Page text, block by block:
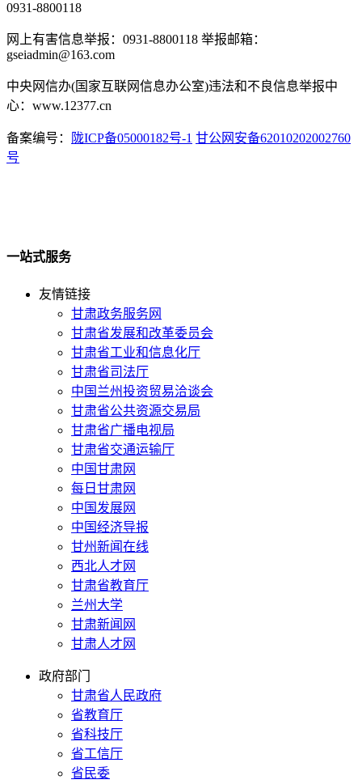
0931-8800118
网上有害信息举报：0931-8800118 举报邮箱：
gseiadmin@163.com
中央网信办(国家互联网信息办公室)违法和不良信息举报中
心：www.12377.cn
备案编号： 陇ICP备05000182号-1 甘公网安备62010202002760
号
一站式服务
友情链接
甘肃政务服务网
甘肃省发展和改革委员会
甘肃省工业和信息化厅
甘肃省司法厅
中国兰州投资贸易洽谈会
甘肃省公共资源交易局
甘肃省广播电视局
甘肃省交通运输厅
中国甘肃网
每日甘肃网
中国发展网
中国经济导报
甘州新闻在线
西北人才网
甘肃省教育厅
兰州大学
甘肃新闻网
甘肃人才网
政府部门
甘肃省人民政府
省教育厅
省科技厅
省工信厅
省民委